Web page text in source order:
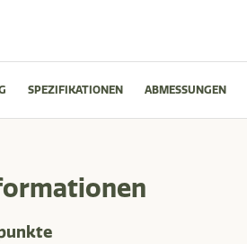
SPEZIFIKATIONEN ABMESSUNGEN